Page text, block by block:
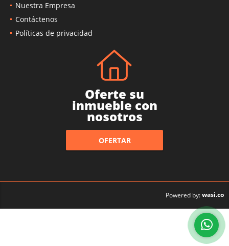
Nuestra Empresa
Contáctenos
Políticas de privacidad
Oferte su
inmueble con
nosotros
OFERTAR
Powered by:wasi.co